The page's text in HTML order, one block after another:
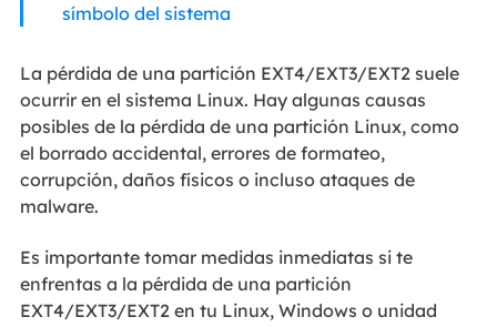
símbolo del sistema
La pérdida de una partición EXT4/EXT3/EXT2 suele
ocurrir en el sistema Linux. Hay algunas causas
posibles de la pérdida de una partición Linux, como
el borrado accidental, errores de formateo,
corrupción, daños físicos o incluso ataques de
malware.
Es importante tomar medidas inmediatas si te
enfrentas a la pérdida de una partición
EXT4/EXT3/EXT2 en tu Linux, Windows o unidad